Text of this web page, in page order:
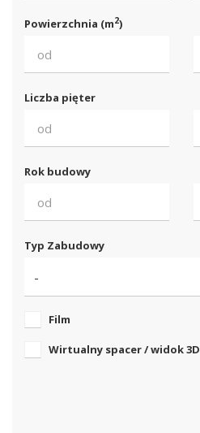
Powierzchnia (m2)
Liczba pięter
Rok budowy
Typ Zabudowy
-
Film
Wirtualny spacer / widok 3D